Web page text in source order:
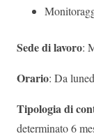
Sede di lavoro:
Orario: Da
Tipologia di
determinato 6